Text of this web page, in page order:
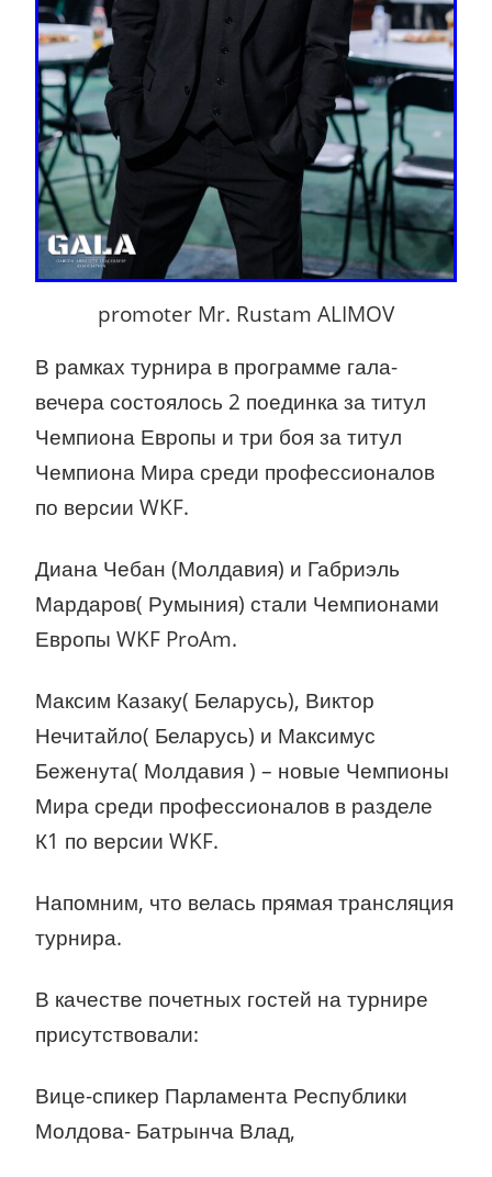
promoter Mr. Rustam ALIMOV
В рамках турнира в программе гала-
вечера состоялось 2 поединка за титул
Чемпиона Европы и три боя за титул
Чемпиона Мира среди профессионалов
по версии WKF.
Диана Чебан (Молдавия) и Габриэль
Мардаров( Румыния) стали Чемпионами
Европы WKF ProAm.
Максим Казаку( Беларусь), Виктор
Нечитайло( Беларусь) и Максимус
Беженута( Молдавия ) – новые Чемпионы
Мира среди профессионалов в разделе
К1 по версии WKF.
Напомним, что велась прямая трансляция
турнира.
В качестве почетных гостей на турнире
присутствовали:
Вице-спикер Парламента Республики
Молдова- Батрынча Влад,